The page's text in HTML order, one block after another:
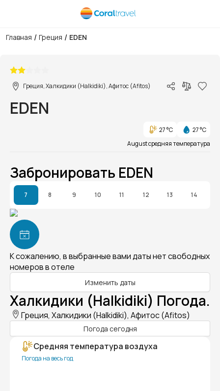
Главная / Греция / EDEN
Греция, Халкидики (Halkidiki), Афитос (Afitos)
EDEN
27 °C
27 °C
August средняя температура
Забронировать EDEN
7 8 9 10 11 12 13 14
К сожалению, в выбранные вами даты нет свободных
номеров в отеле
Изменить даты
Халкидики (Halkidiki) Погода.
Греция, Халкидики (Halkidiki), Афитос (Afitos)
Погода сегодня
Средняя температура воздуха
Погода на весь год